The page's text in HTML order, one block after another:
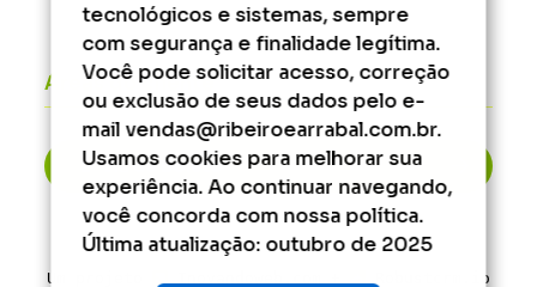
Áreas do cliente
2ª Via de Boleto
Um projeto Robustcrm.io
tecnológicos e sistemas, sempre
com segurança e finalidade legítima.
Você pode solicitar acesso, correção
ou exclusão de seus dados pelo e-
mail vendas@ribeiroearrabal.com.br.
Usamos cookies para melhorar sua
experiência. Ao continuar navegando,
você concorda com nossa política.
Última atualização: outubro de 2025